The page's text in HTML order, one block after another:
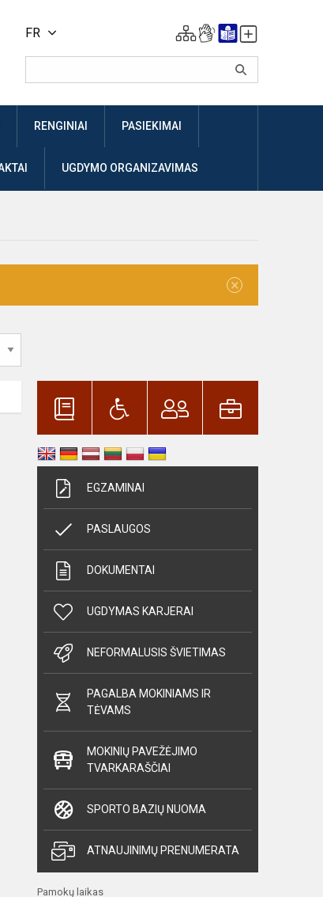
FR
RENGINIAI PASIEKIMAI
UGDYMO ORGANIZAVIMAS
×
EGZAMINAI
PASLAUGOS
DOKUMENTAI
UGDYMAS KARJERAI
NEFORMALUSIS ŠVIETIMAS
PAGALBA MOKINIAMS IR
TĖVAMS
MOKINIŲ PAVEŽĖJIMO
TVARKARAŠČIAI
SPORTO BAZIŲ NUOMA
ATNAUJINIMŲ PRENUMERATA
Pamokų laikas